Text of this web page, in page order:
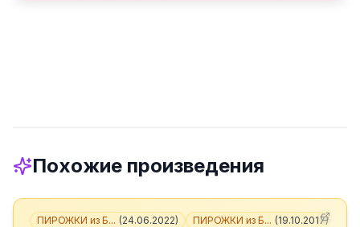
Похожие произведения
ПИРОЖКИ из Б... (24.06.2022) ПИРОЖКИ из Б... (19.10.2017)